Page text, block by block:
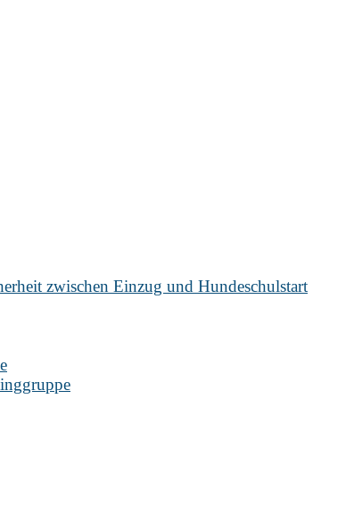
zwischen Einzug und Hundeschulstart